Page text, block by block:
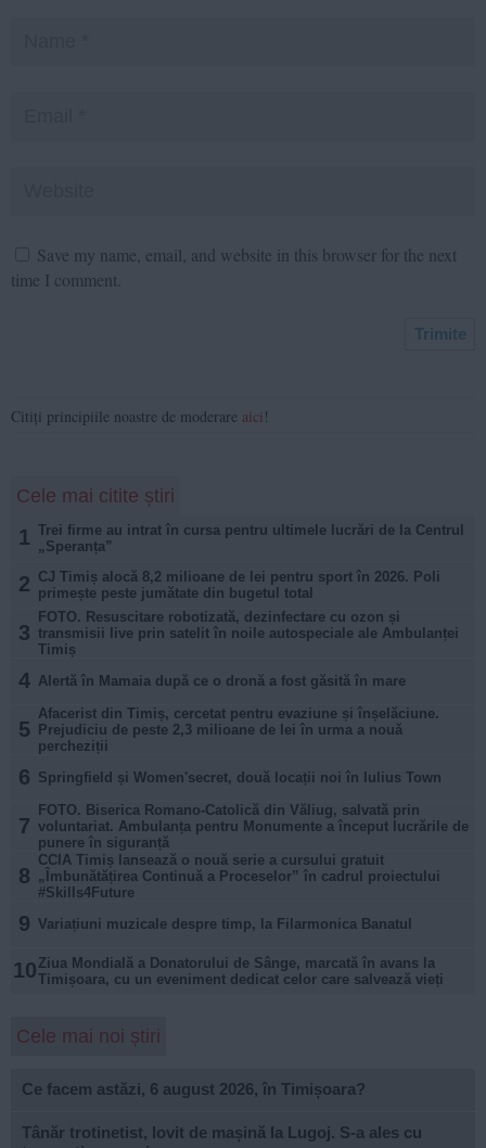
Save my name, email, and website in this browser for the next
time I comment.
Citiți principiile noastre de moderare aici !
Cele mai citite știri
1 Trei firme au intrat în cursa pentru ultimele lucrări de la Centrul
„Speranța”
2 CJ Timiș alocă 8,2 milioane de lei pentru sport în 2026. Poli
primește peste jumătate din bugetul total
3
FOTO. Resuscitare robotizată, dezinfectare cu ozon și
transmisii live prin satelit în noile autospeciale ale Ambulanței
Timiș
4 Alertă în Mamaia după ce o dronă a fost găsită în mare
5
Afacerist din Timiș, cercetat pentru evaziune și înșelăciune.
Prejudiciu de peste 2,3 milioane de lei în urma a nouă
percheziții
6 Springfield și Women'secret, două locații noi în Iulius Town
7
FOTO. Biserica Romano-Catolică din Văliug, salvată prin
voluntariat. Ambulanța pentru Monumente a început lucrările de
punere în siguranță
8
CCIA Timiș lansează o nouă serie a cursului gratuit
„Îmbunătățirea Continuă a Proceselor” în cadrul proiectului
#Skills4Future
9 Variațiuni muzicale despre timp, la Filarmonica Banatul
10 Ziua Mondială a Donatorului de Sânge, marcată în avans la
Timișoara, cu un eveniment dedicat celor care salvează vieți
Cele mai noi știri
Ce facem astăzi, 6 august 2026, în Timișoara?
Tânăr trotinetist, lovit de mașină la Lugoj. S-a ales cu